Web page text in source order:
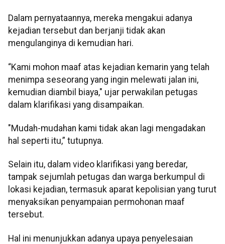
Dalam pernyataannya, mereka mengakui adanya
kejadian tersebut dan berjanji tidak akan
mengulanginya di kemudian hari.
“Kami mohon maaf atas kejadian kemarin yang telah
menimpa seseorang yang ingin melewati jalan ini,
kemudian diambil biaya," ujar perwakilan petugas
dalam klarifikasi yang disampaikan.
"Mudah-mudahan kami tidak akan lagi mengadakan
hal seperti itu,” tutupnya.
Selain itu, dalam video klarifikasi yang beredar,
tampak sejumlah petugas dan warga berkumpul di
lokasi kejadian, termasuk aparat kepolisian yang turut
menyaksikan penyampaian permohonan maaf
tersebut.
Hal ini menunjukkan adanya upaya penyelesaian